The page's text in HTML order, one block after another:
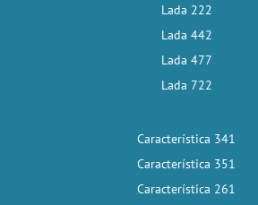
Lada 222
Lada 442
Lada 477
Lada 722
Característica 341
Característica 351
Característica 261